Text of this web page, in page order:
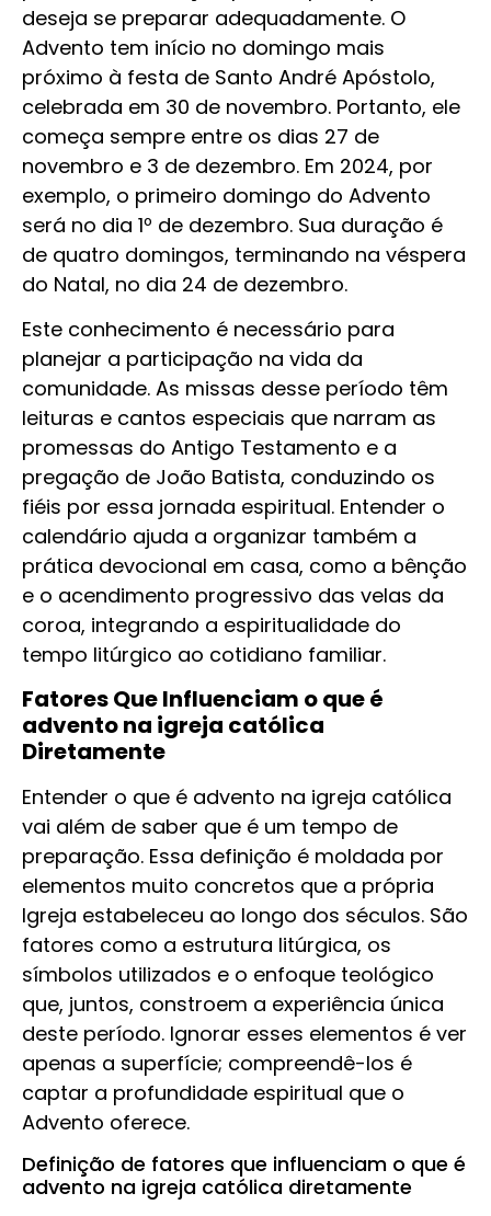
deseja se preparar adequadamente. O
Advento tem início no domingo mais
próximo à festa de Santo André Apóstolo,
celebrada em 30 de novembro. Portanto, ele
começa sempre entre os dias 27 de
novembro e 3 de dezembro. Em 2024, por
exemplo, o primeiro domingo do Advento
será no dia 1º de dezembro. Sua duração é
de quatro domingos, terminando na véspera
do Natal, no dia 24 de dezembro.
Este conhecimento é necessário para
planejar a participação na vida da
comunidade. As missas desse período têm
leituras e cantos especiais que narram as
promessas do Antigo Testamento e a
pregação de João Batista, conduzindo os
fiéis por essa jornada espiritual. Entender o
calendário ajuda a organizar também a
prática devocional em casa, como a bênção
e o acendimento progressivo das velas da
coroa, integrando a espiritualidade do
tempo litúrgico ao cotidiano familiar.
Fatores Que Influenciam o que é
advento na igreja católica
Diretamente
Entender o que é advento na igreja católica
vai além de saber que é um tempo de
preparação. Essa definição é moldada por
elementos muito concretos que a própria
Igreja estabeleceu ao longo dos séculos. São
fatores como a estrutura litúrgica, os
símbolos utilizados e o enfoque teológico
que, juntos, constroem a experiência única
deste período. Ignorar esses elementos é ver
apenas a superfície; compreendê-los é
captar a profundidade espiritual que o
Advento oferece.
Definição de fatores que influenciam o que é
advento na igreja católica diretamente